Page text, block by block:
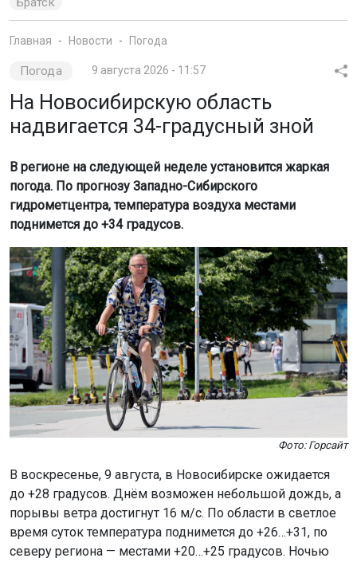
Главная Новости Погода
Погода 9 августа 2026 - 11:57
На Новосибирскую область
надвигается 34-градусный зной
В регионе на следующей неделе установится жаркая
погода. По прогнозу Западно-Сибирского
гидрометцентра, температура воздуха местами
поднимется до +34 градусов.
Фото: Горсайт
В воскресенье, 9 августа, в Новосибирске ожидается
до +28 градусов. Днём возможен небольшой дождь, а
порывы ветра достигнут 16 м/с. По области в светлое
время суток температура поднимется до +26…+31, по
северу региона — местами +20…+25 градусов. Ночью